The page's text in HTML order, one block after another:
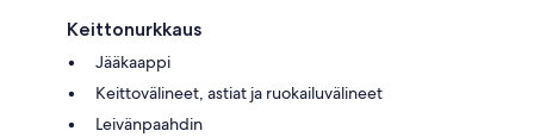
Keittonurkkaus
Jääkaappi
Keittovälineet, astiat ja ruokailuvälineet
Leivänpaahdin